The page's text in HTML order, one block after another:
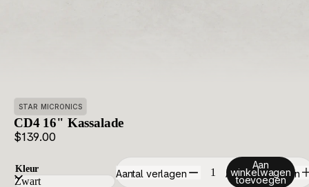
STAR MICRONICS
CD4 16" Kassalade
$139.00
Kleur Aantal verlagen Aantal verhogen
Aan
winkelwagen
toevoegen